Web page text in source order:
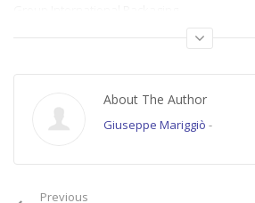
#WECHANGEIT,#WeChangeIT Forum
Industry 4.0
seda group international packaging
wechangeit2017
About The Author
Giuseppe Mariggiò -
Previous